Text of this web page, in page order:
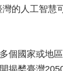
的人工智慧
個國家或地